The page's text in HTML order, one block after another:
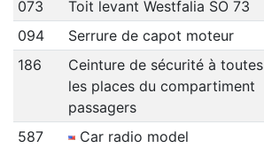
073
Toit levant Westfalia SO 73
094
Serrure de capot moteur
186
Ceinture de sécurité à toutes
les places du compartiment
passagers
587
Car radio model